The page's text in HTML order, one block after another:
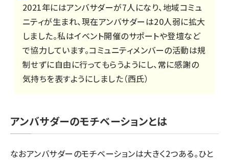
2021年にはアンバサダーが7人になり、地域コミュ
ニティが生まれ、現在アンバサダーは20人弱に拡大
しました。私はイベント開催のサポートや登壇など
で協力しています。コミュニティメンバーの活動は規
制せずに自由に行ってもらうようにし、常に感謝の
気持ちを表すようにしました（西氏）
アンバサダーのモチベーションとは
なおアンバサダーのモチベーションは大きく2つある。ひと